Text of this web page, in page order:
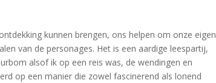
kunnen brengen, ons helpen om onze eigen
van de personages. Het is een aardige leespartij,
alsof ik op een reis was, de wendingen en
op een manier die zowel fascinerend als lonend